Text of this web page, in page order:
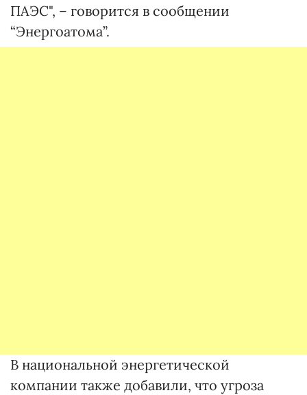
ПАЭС", – говорится в сообщении
“Энергоатома”.
В национальной энергетической
компании также добавили, что угроза